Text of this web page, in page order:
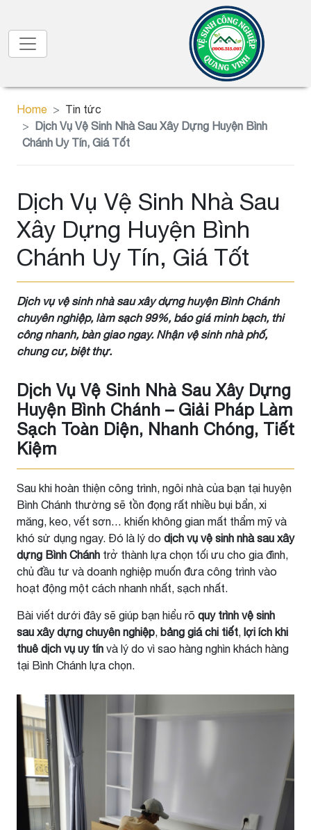
Home
Tin tức
Dịch Vụ Vệ Sinh Nhà Sau Xây Dựng Huyện Bình
Chánh Uy Tín, Giá Tốt
Dịch Vụ Vệ Sinh Nhà Sau
Xây Dựng Huyện Bình
Chánh Uy Tín, Giá Tốt
Dịch vụ vệ sinh nhà sau xây dựng huyện Bình Chánh
chuyên nghiệp, làm sạch 99%, báo giá minh bạch, thi
công nhanh, bàn giao ngay. Nhận vệ sinh nhà phố,
chung cư, biệt thự.
Dịch Vụ Vệ Sinh Nhà Sau Xây Dựng
Huyện Bình Chánh – Giải Pháp Làm
Sạch Toàn Diện, Nhanh Chóng, Tiết
Kiệm
Sau khi hoàn thiện công trình, ngôi nhà của bạn tại huyện
Bình Chánh thường sẽ tồn đọng rất nhiều bụi bẩn, xi
măng, keo, vết sơn… khiến không gian mất thẩm mỹ và
khó sử dụng ngay. Đó là lý do dịch vụ vệ sinh nhà sau xây
dựng Bình Chánh trở thành lựa chọn tối ưu cho gia đình,
chủ đầu tư và doanh nghiệp muốn đưa công trình vào
hoạt động một cách nhanh nhất, sạch nhất.
Bài viết dưới đây sẽ giúp bạn hiểu rõ quy trình vệ sinh
sau xây dựng chuyên nghiệp, bảng giá chi tiết, lợi ích khi
thuê dịch vụ uy tín và lý do vì sao hàng nghìn khách hàng
tại Bình Chánh lựa chọn.